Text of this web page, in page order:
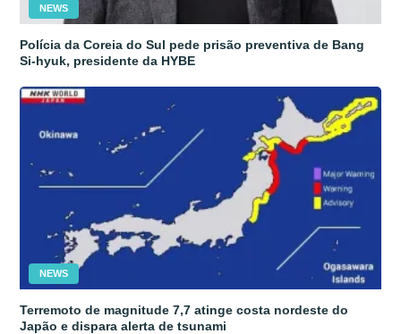
NEWS
Polícia da Coreia do Sul pede prisão preventiva de Bang
Si-hyuk, presidente da HYBE
NEWS
Terremoto de magnitude 7,7 atinge costa nordeste do
Japão e dispara alerta de tsunami